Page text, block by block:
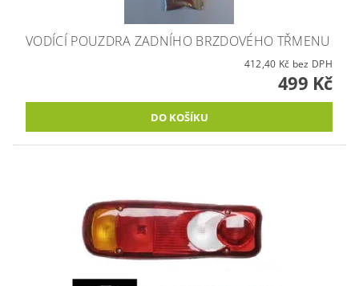
VODÍCÍ POUZDRA ZADNÍHO BRZDOVÉHO TŘMENU
412,40 Kč bez DPH
499 Kč